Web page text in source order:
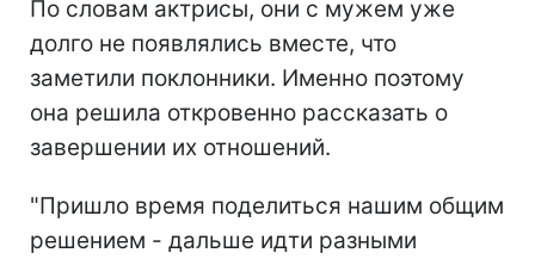
По словам актрисы, они с мужем уже
долго не появлялись вместе, что
заметили поклонники. Именно поэтому
она решила откровенно рассказать о
завершении их отношений.
"Пришло время поделиться нашим общим
решением - дальше идти разными